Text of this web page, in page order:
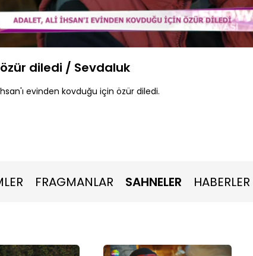
Yüklendi:
42.35%
diledi / Sevdaluk
evinden kovduğu için özür diledi.
FRAGMANLAR SAHNELER HABERLER